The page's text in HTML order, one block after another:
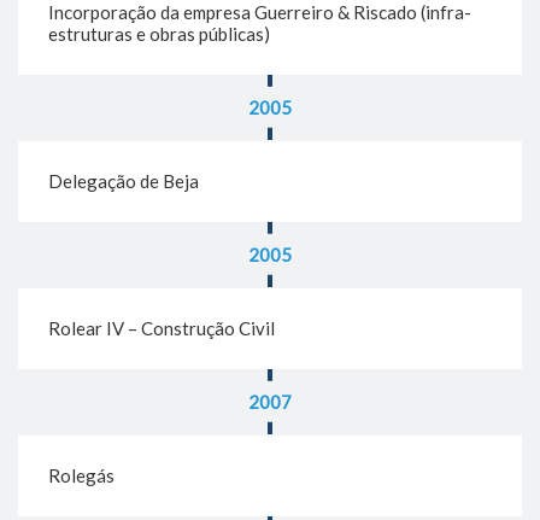
Incorporação da empresa Guerreiro & Riscado (infra-
estruturas e obras públicas)
2005
Delegação de Beja
2005
Rolear IV – Construção Civil
2007
Rolegás